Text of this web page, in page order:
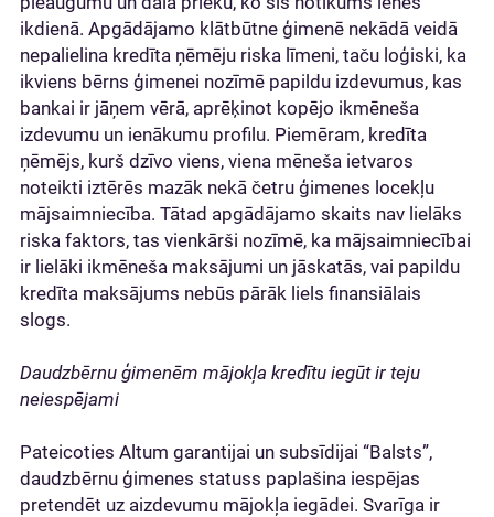
ikdienā. Apgādājamo klātbūtne ģimenē nekādā veidā
nepalielina kredīta ņēmēju riska līmeni, taču loģiski, ka
ikviens bērns ģimenei nozīmē papildu izdevumus, kas
bankai ir jāņem vērā, aprēķinot kopējo ikmēneša
izdevumu un ienākumu profilu. Piemēram, kredīta
ņēmējs, kurš dzīvo viens, viena mēneša ietvaros
noteikti iztērēs mazāk nekā četru ģimenes locekļu
mājsaimniecība. Tātad apgādājamo skaits nav lielāks
riska faktors, tas vienkārši nozīmē, ka mājsaimniecībai
ir lielāki ikmēneša maksājumi un jāskatās, vai papildu
kredīta maksājums nebūs pārāk liels finansiālais
slogs.
Daudzbērnu ģimenēm mājokļa kredītu iegūt ir teju
neiespējami
Pateicoties Altum garantijai un subsīdijai “Balsts”,
daudzbērnu ģimenes statuss paplašina iespējas
pretendēt uz aizdevumu mājokļa iegādei. Svarīga ir